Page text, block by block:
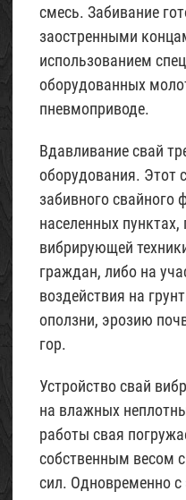
смесь. Забивание
заостренными
использованием
оборудованных
пневмоприводе.
Вдавливание свай
оборудования. Этот
забивного свайного
населенных
вибрирующей
граждан, либо на
воздействия на
оползни, эрозию
гор.
Устройство свай
на влажных
работы свая
собственным весом
сил. Одновременно с